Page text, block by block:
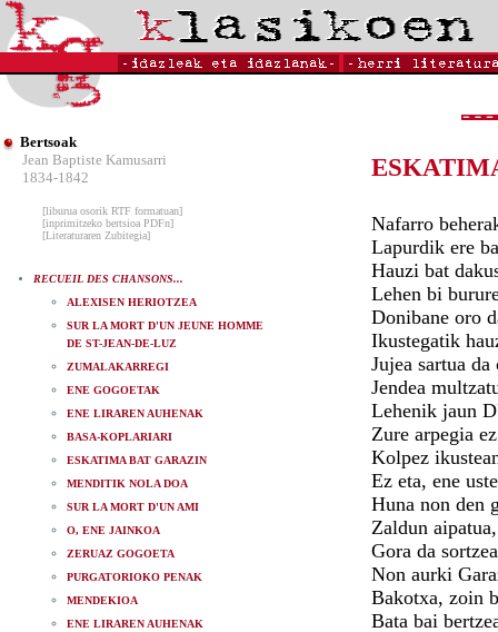
Bertsoak
Jean Baptiste Kamusarri
1834-1842
[liburua osorik RTF formatuan]
[inprimitzeko bertsioa PDFn]
[Literaturaren Zubitegia]
RECUEIL DES CHANSONS...
ALEXISEN HERIOTZEA
SUR LA MORT D'UN JEUNE HOMME
DE ST-JEAN-DE-LUZ
ZUMALAKARREGI
ENE GOGOETAK
ENE LIRAREN AUHENAK
BASA-KOPLARIARI
ESKATIMA BAT GARAZIN
MENDITIK NOLA DOA
SUR LA MORT D'UN AMI
O, ENE JAINKOA
ZERUAZ GOGOETA
PURGATORIOKO PENAK
MENDEKIOA
ENE LIRAREN AUHENAK
Nafarro
Lapurdik ere
Hauzi bat
Lehen bi
Donibane oro
Ikustegatik
Jujea sartua
Jendea
Lehenik jaun
Zure arpegia
Kolpez
Ez eta, ene
Huna non den
Zaldun
Gora da
Non aurki
Bakotxa, zoin
Bata bai